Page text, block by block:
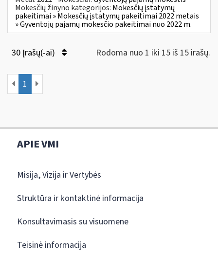
Mokesčių žinyno kategorijos: Mokesčių įstatymų
pakeitimai » Mokesčių įstatymų pakeitimai 2022 metais
» Gyventojų pajamų mokesčio pakeitimai nuo 2022 m.
30 Įrašų(-ai) Rodoma nuo 1 iki 15 iš 15 irašų.
1
APIE VMI
Misija, Vizija ir Vertybės
Struktūra ir kontaktinė informacija
Konsultavimasis su visuomene
Teisinė informacija